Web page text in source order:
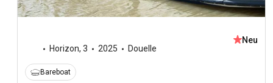
Horizon, 3 2025 Douelle
Neu
Bareboat